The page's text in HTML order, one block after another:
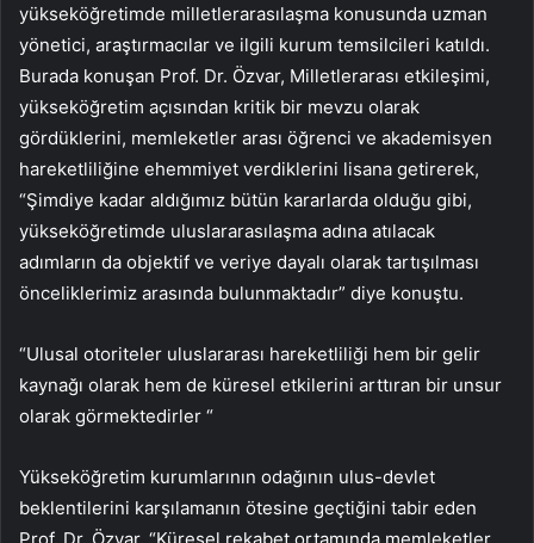
yükseköğretimde milletlerarasılaşma konusunda uzman
yönetici, araştırmacılar ve ilgili kurum temsilcileri katıldı.
Burada konuşan Prof. Dr. Özvar, Milletlerarası etkileşimi,
yükseköğretim açısından kritik bir mevzu olarak
gördüklerini, memleketler arası öğrenci ve akademisyen
hareketliliğine ehemmiyet verdiklerini lisana getirerek,
“Şimdiye kadar aldığımız bütün kararlarda olduğu gibi,
yükseköğretimde uluslararasılaşma adına atılacak
adımların da objektif ve veriye dayalı olarak tartışılması
önceliklerimiz arasında bulunmaktadır” diye konuştu.
“Ulusal otoriteler uluslararası hareketliliği hem bir gelir
kaynağı olarak hem de küresel etkilerini arttıran bir unsur
olarak görmektedirler “
Yükseköğretim kurumlarının odağının ulus-devlet
beklentilerini karşılamanın ötesine geçtiğini tabir eden
Prof. Dr. Özvar, “Küresel rekabet ortamında memleketler